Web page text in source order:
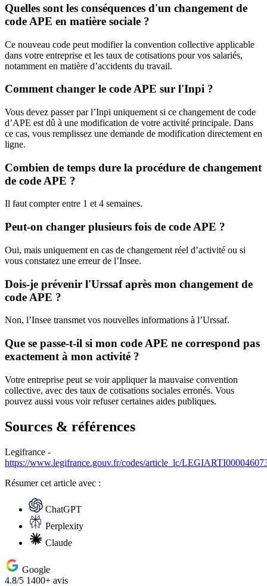
Quelles sont les conséquences d'un changement de
code APE en matière sociale ?
Ce nouveau code peut modifier la convention collective applicable
dans votre entreprise et les taux de cotisations pour vos salariés,
notamment en matière d’accidents du travail.
Comment changer le code APE sur l'Inpi ?
Vous devez passer par l’Inpi uniquement si ce changement de code
d’APE est dû à une modification de votre activité principale. Dans
ce cas, vous remplissez une demande de modification directement en
ligne.
Combien de temps dure la procédure de changement
de code APE ?
Il faut compter entre 1 et 4 semaines.
Peut-on changer plusieurs fois de code APE ?
Oui, mais uniquement en cas de changement réel d’activité ou si
vous constatez une erreur de l’Insee.
Dois-je prévenir l'Urssaf après mon changement de
code APE ?
Non, l’Insee transmet vos nouvelles informations à l’Urssaf.
Que se passe-t-il si mon code APE ne correspond pas
exactement à mon activité ?
Votre entreprise peut se voir appliquer la mauvaise convention
collective, avec des taux de cotisations sociales erronés. Vous
pouvez aussi vous voir refuser certaines aides publiques.
Sources & références
Legifrance -
https://www.legifrance.gouv.fr/codes/article_lc/
Résumercet article avec :
ChatGPT
Perplexity
Claude
Google
4.8/5 1400+ avis